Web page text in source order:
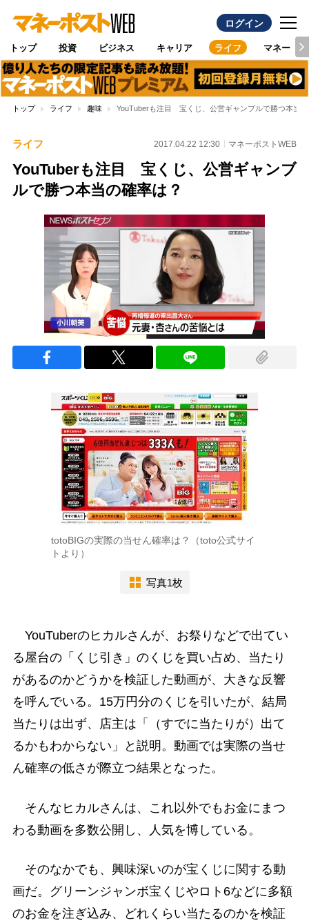
ログイン
トップ 投資 ビジネス キャリア ライフ マネー
トップ ライフ 趣味 YouTuberも注目 宝くじ、公営ギャンブルで勝つ本当
ライフ 2017.04.22 12:30 マネーポストWEB
YouTuberも注目 宝くじ、公営ギャンブ
ルで勝つ本当の確率は？
totoBIGの実際の当せん確率は？（toto公式サイ
トより）
写真1枚
YouTuberのヒカルさんが、お祭りなどで出てい
る屋台の「くじ引き」のくじを買い占め、当たり
があるのかどうかを検証した動画が、大きな反響
を呼んでいる。15万円分のくじを引いたが、結局
当たりは出ず、店主は「（すでに当たりが）出て
るかもわからない」と説明。動画では実際の当せ
ん確率の低さが際立つ結果となった。
そんなヒカルさんは、これ以外でもお金にまつ
わる動画を多数公開し、人気を博している。
そのなかでも、興味深いのが宝くじに関する動
画だ。グリーンジャンボ宝くじやロト6などに多額
のお金を注ぎ込み、どれくらい当たるのかを検証